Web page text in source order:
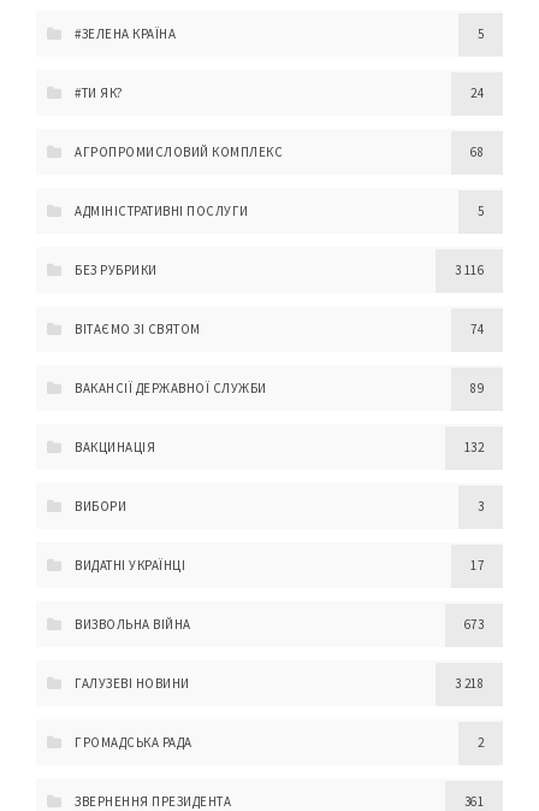
#ЗЕЛЕНА КРАЇНА 5
#ТИ ЯК? 24
АГРОПРОМИСЛОВИЙ КОМПЛЕКС 68
АДМІНІСТРАТИВНІ ПОСЛУГИ 5
БЕЗ РУБРИКИ 3 116
ВІТАЄМО ЗІ СВЯТОМ 74
ВАКАНСІЇ ДЕРЖАВНОЇ СЛУЖБИ 89
ВАКЦИНАЦІЯ 132
ВИБОРИ 3
ВИДАТНІ УКРАЇНЦІ 17
ВИЗВОЛЬНА ВІЙНА 673
ГАЛУЗЕВІ НОВИНИ 3 218
ГРОМАДСЬКА РАДА 2
ЗВЕРНЕННЯ ПРЕЗИДЕНТА 361